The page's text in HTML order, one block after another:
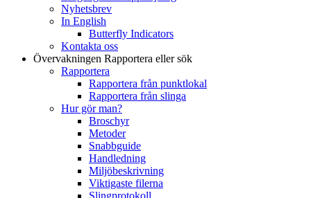
Nyhetsbrev
In English
Butterfly Indicators
Kontakta oss
Övervakningen Rapportera eller sök
Rapportera
Rapportera från punktlokal
Rapportera från slinga
Hur gör man?
Broschyr
Metoder
Snabbguide
Handledning
Miljöbeskrivning
Viktigaste filerna
Slingprotokoll